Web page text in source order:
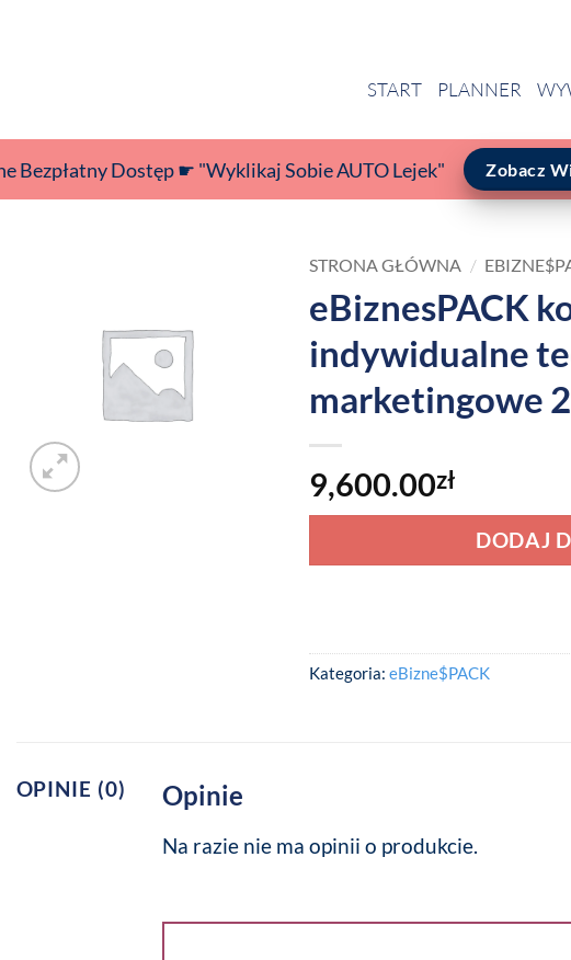
START PLANNER
Bezpłatny Dostęp ☛ "Wyklikaj Sobie AUTO Lejek" Zobacz
STRONA GŁÓWNA /
eBiznesPACK
indywidualne
marketingowe
9,600.00zł
DODAJ
Kategoria: eBizne$PACK
OPINIE (0) Opinie
Na razie nie ma opinii o produkcie.